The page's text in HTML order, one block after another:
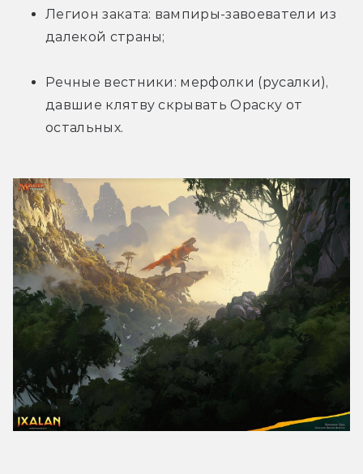
Легион заката: вампиры-завоеватели из
далекой страны;
Речные вестники: мерфолки (русалки),
давшие клятву скрывать Ораску от
остальных.